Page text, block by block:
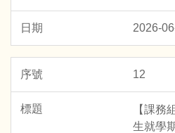
2026-
12
【課務
生就學